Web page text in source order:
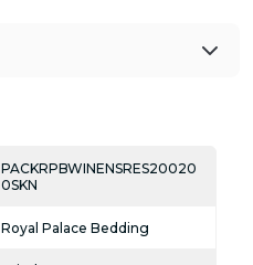
PACKRPBWINENSRES20020
0SKN
Royal Palace Bedding